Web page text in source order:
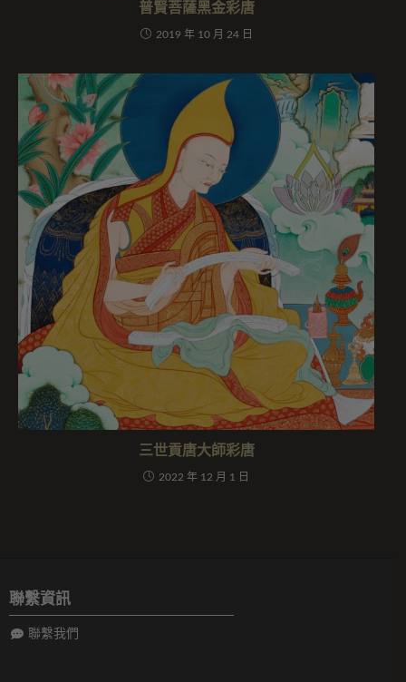
普賢菩薩黑金彩唐
2019 年 10 月 24 日
三世貢唐大師彩唐
2022 年 12 月 1 日
聯繫資訊
聯繫我們